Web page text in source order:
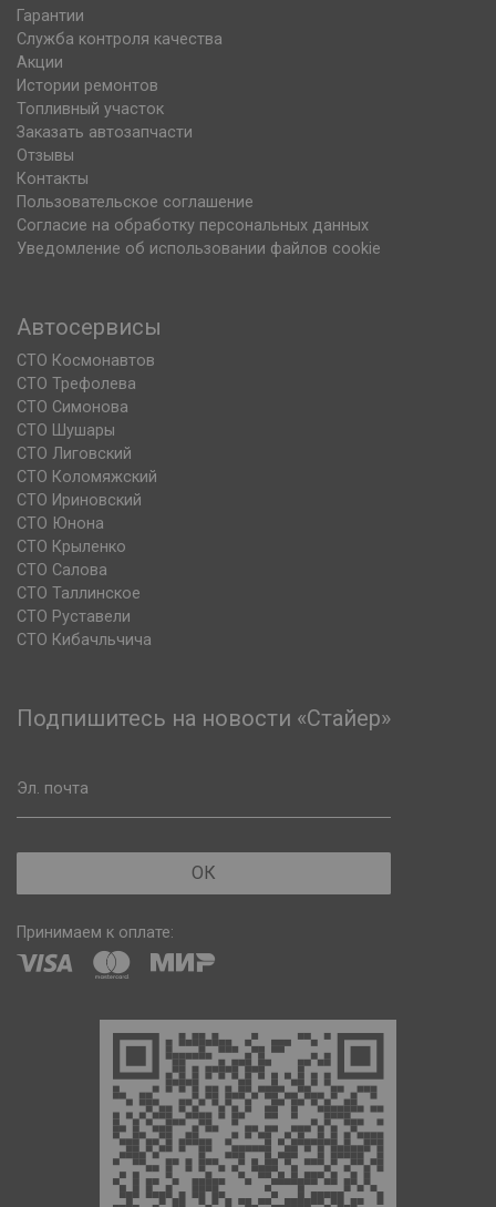
Гарантии
Служба контроля качества
Акции
Истории ремонтов
Топливный участок
Заказать автозапчасти
Отзывы
Контакты
Пользовательское соглашение
Согласие на обработку персональных данных
Уведомление об использовании файлов cookie
Автосервисы
СТО Космонавтов
СТО Трефолева
СТО Симонова
СТО Шушары
СТО Лиговский
СТО Коломяжский
СТО Ириновский
СТО Юнона
СТО Крыленко
СТО Салова
СТО Таллинское
СТО Руставели
СТО Кибачльчича
Подпишитесь на новости «Стайер»
Эл. почта
ОК
Принимаем к оплате: